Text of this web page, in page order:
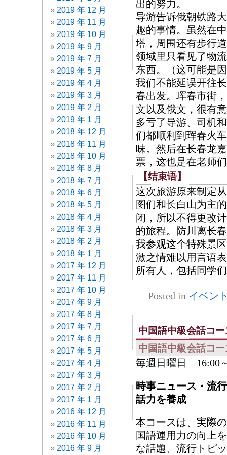
2019 年 12 月
2019 年 11 月
2019 年 10 月
2019 年 9 月
2019 年 7 月
2019 年 5 月
2019 年 4 月
2019 年 3 月
2019 年 2 月
2019 年 1 月
2018 年 12 月
2018 年 11 月
2018 年 10 月
2018 年 8 月
2018 年 7 月
2018 年 6 月
2018 年 5 月
2018 年 4 月
2018 年 3 月
2018 年 2 月
2018 年 1 月
2017 年 12 月
2017 年 11 月
2017 年 10 月
2017 年 9 月
2017 年 8 月
2017 年 7 月
2017 年 6 月
2017 年 5 月
2017 年 4 月
2017 年 3 月
2017 年 2 月
2017 年 1 月
2016 年 12 月
2016 年 11 月
2016 年 10 月
2016 年 9 月
出的努力。
导游告诉俄朝铁路
趣的事情。虽然在
塔，周围还有步行
领域里只看见了物
东西。（这可能是
我们不能延误开往
春出发。珲春市街
文以及俄文，很有
多亏了导游、司机
们都顺利到珲春火
味。然后在长春龙
票，这也是在老师
【结束语】
这次旅游原来制定
图们和长白山为主
闭，所以不得更改
的旅程。防川离长
我参观这个特殊景
激之情难以用言语
所有人，包括同学
Posted in イベン
中国語中級会話コ
中国語中級会話コー
毎週日曜日 16:00
時事ニュース・流
話力を養成
本コースは、実際
国語運用力の向上
な話題、流行トピ